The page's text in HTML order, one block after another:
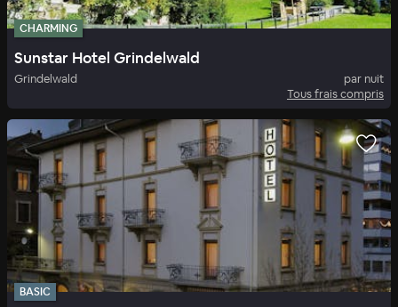
CHARMING
Sunstar Hotel Grindelwald
Grindelwald
par nuit
Tous frais compris
BASIC